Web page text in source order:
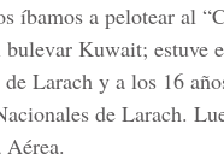
íbamos a pelotear al
bulevar Kuwait; estuve
Larach y a los 16
de Larach.